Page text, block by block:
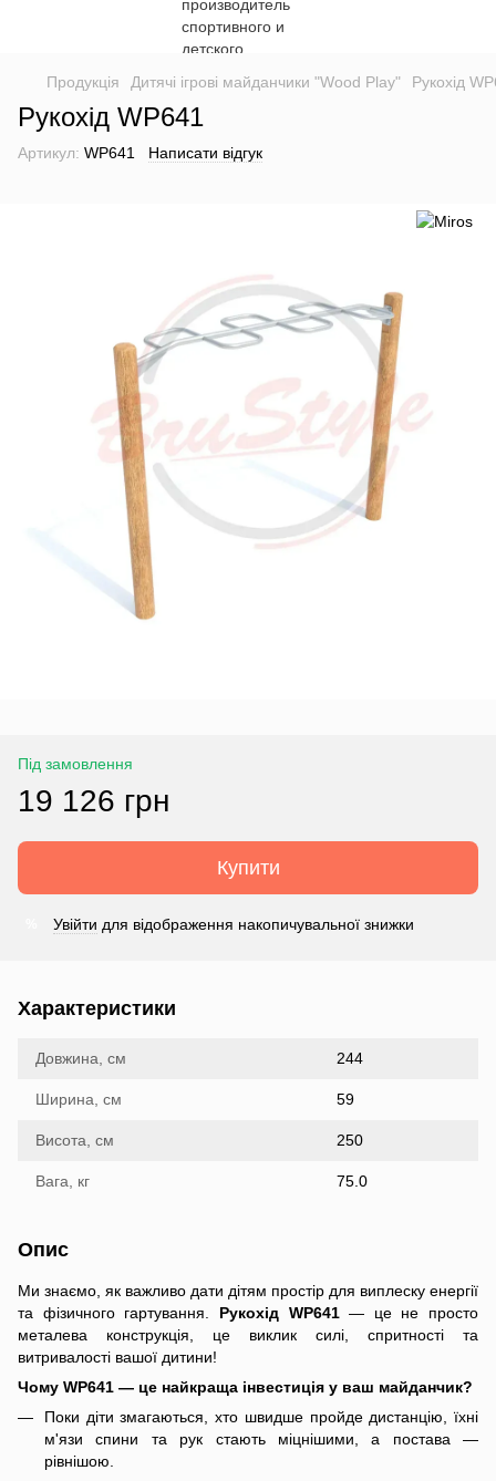
Продукція Дитячі ігрові майданчики "Wood Play" Рукохід
Рукохід WP641
Артикул: WP641 Написати відгук
Під замовлення
19 126 грн
Купити
Увійти для відображення накопичувальної знижки
Характеристики
Довжина, см 244
Ширина, см 59
Висота, см 250
Вага, кг 75.0
Опис
Ми знаємо, як важливо дати дітям простір для виплеску енергії
та фізичного гартування. Рукохід WP641— це не просто
металева конструкція, це виклик силі, спритності та
витривалості вашої дитини!
Чому WP641 — це найкраща інвестиція у ваш майданчик?
Поки діти змагаються, хто швидше пройде дистанцію, їхні
м'язи спини та рук стають міцнішими, а постава —
рівнішою.